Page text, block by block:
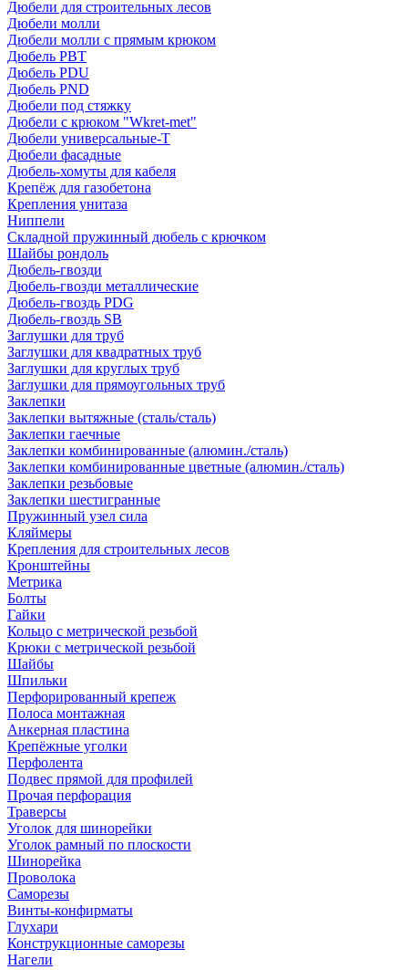
Дюбели для строительных лесов
Дюбели молли
Дюбели молли с прямым крюком
Дюбель PBT
Дюбель PDU
Дюбель PND
Дюбели под стяжку
Дюбели с крюком "Wkret-met"
Дюбели универсальные-Т
Дюбели фасадные
Дюбель-хомуты для кабеля
Крепёж для газобетона
Крепления унитаза
Ниппели
Складной пружинный дюбель с крючком
Шайбы рондоль
Дюбель-гвозди
Дюбель-гвозди металлические
Дюбель-гвоздь PDG
Дюбель-гвоздь SB
Заглушки для труб
Заглушки для квадратных труб
Заглушки для круглых труб
Заглушки для прямоугольных труб
Заклепки
Заклепки вытяжные (сталь/сталь)
Заклепки гаечные
Заклепки комбинированные (алюмин./сталь)
Заклепки комбинированные цветные (алюмин./сталь)
Заклепки резьбовые
Заклепки шестигранные
Пружинный узел сила
Кляймеры
Крепления для строительных лесов
Кронштейны
Метрика
Болты
Гайки
Кольцо с метрической резьбой
Крюки с метрической резьбой
Шайбы
Шпильки
Перфорированный крепеж
Полоса монтажная
Анкерная пластина
Крепёжные уголки
Перфолента
Подвес прямой для профилей
Прочая перфорация
Траверсы
Уголок для шинорейки
Уголок рамный по плоскости
Шинорейка
Проволока
Саморезы
Винты-конфирматы
Глухари
Конструкционные саморезы
Нагели